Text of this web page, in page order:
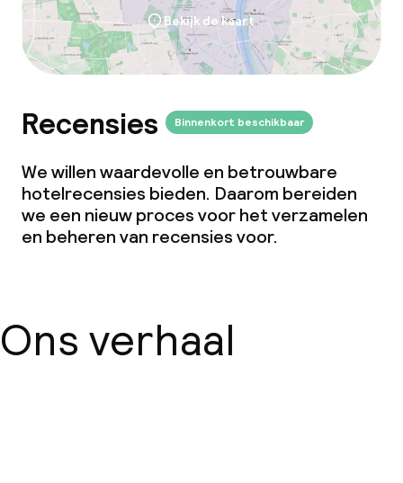
Bekijk de kaart
Recensies Binnenkort beschikbaar
We willen waardevolle en betrouwbare
hotelrecensies bieden. Daarom bereiden
we een nieuw proces voor het verzamelen
en beheren van recensies voor.
Ons verhaal